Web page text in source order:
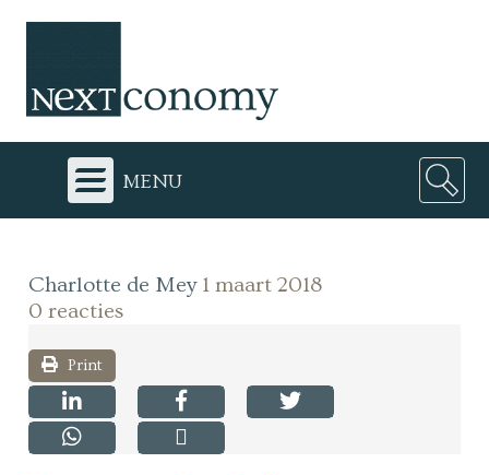
menu
Charlotte de Mey 1 maart 2018
0 reacties
Print